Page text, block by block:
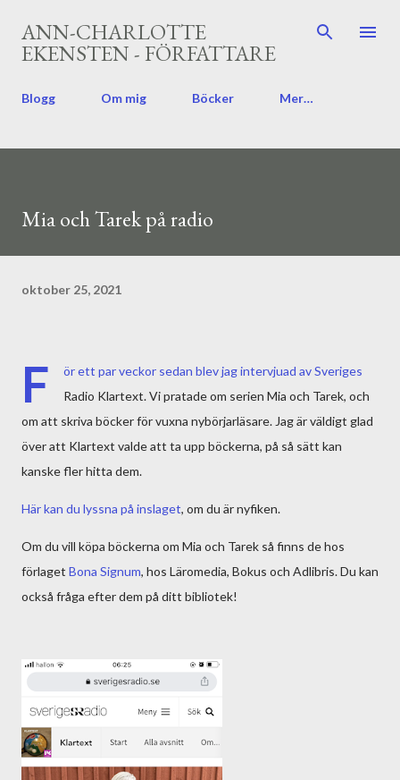
Fortsätt till huvudinnehåll
ANN-CHARLOTTE
EKENSTEN - FÖRFATTARE
Blogg Om mig Böcker Mer…
Mia och Tarek på radio
oktober 25, 2021
F
ör ett par veckor sedan blev jag intervjuad av Sveriges
Radio Klartext. Vi pratade om serien Mia och Tarek, och
om att skriva böcker för vuxna nybörjarläsare. Jag är väldigt glad
över att Klartext valde att ta upp böckerna, på så sätt kan
kanske fler hitta dem.
Här kan du lyssna på inslaget, om du är nyfiken.
Om du vill köpa böckerna om Mia och Tarek så finns de hos
förlaget Bona Signum, hos Läromedia, Bokus och Adlibris. Du kan
också fråga efter dem på ditt bibliotek!